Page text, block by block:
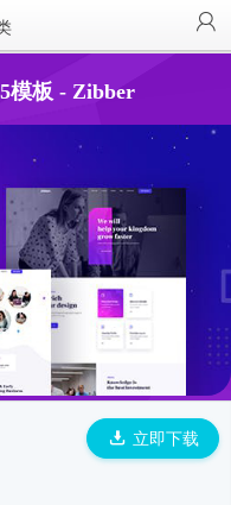
模板 - Zibber
立即下载